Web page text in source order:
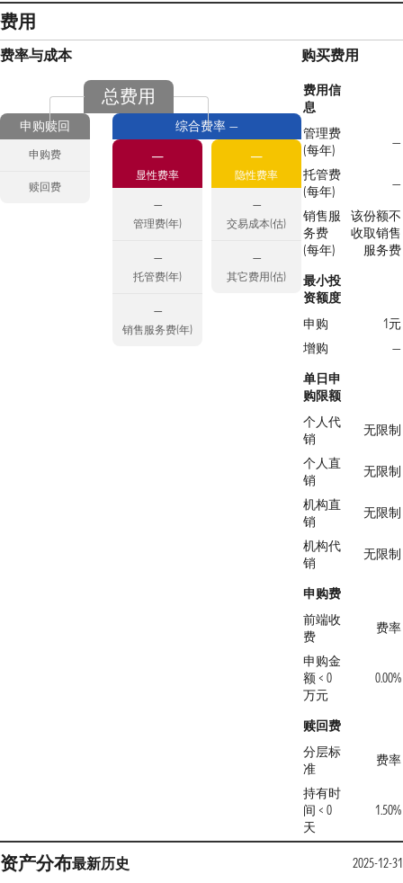
费用
费率与成本
总费用
申购赎回
申购费
赎回费
综合费率 —
—
显性费率
—
管理费(年)
—
托管费(年)
—
销售服务费(年)
—
隐性费率
—
交易成本(估)
—
其它费用(估)
购买费用
费用信
息
管理费
(每年)
—
托管费
(每年)
—
销售服
务费
(每年)
该份额不
收取销售
服务费
最小投
资额度
申购
1元
增购
—
单日申
购限额
个人代
销
无限制
个人直
销
无限制
机构直
销
无限制
机构代
销
无限制
申购费
前端收
费
费率
申购金
额 < 0
万元
0.00%
赎回费
分层标
准
费率
持有时
间 < 0
天
1.50%
资产分布最新历史 2025-12-31